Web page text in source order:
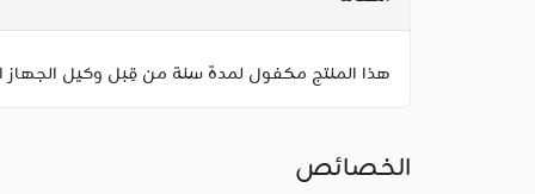
هذا المنتج مكفول لمدة سنة من قِبل وكيل الجهاز
الخصائص